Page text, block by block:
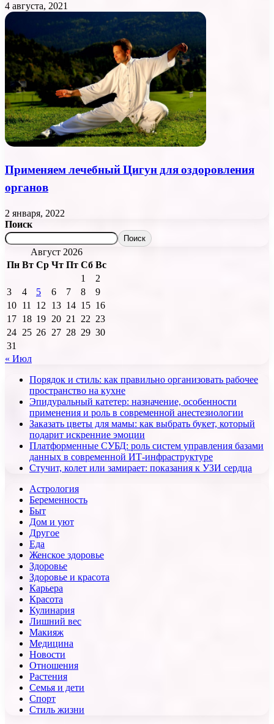
4 августа, 2021
Применяем лечебный Цигун для оздоровления
органов
2 января, 2022
Поиск
Поиск
Август 2026
Пн Вт Ср Чт Пт Сб Вс
1
2
3
4 5 6 7 8
9
10 11 12 13 14 15 16
17 18 19 20 21 22 23
24 25 26 27 28 29 30
31
« Июл
Порядок и стиль: как правильно организовать рабочее
пространство на кухне
Эпидуральный катетер: назначение, особенности
применения и роль в современной анестезиологии
Заказать цветы для мамы: как выбрать букет, который
подарит искренние эмоции
Платформенные СУБД: роль систем управления базами
данных в современной ИТ-инфраструктуре
Стучит, колет или замирает: показания к УЗИ сердца
Астрология
Беременность
Быт
Дом и уют
Другое
Еда
Женское здоровье
Здоровье
Здоровье и красота
Карьера
Красота
Кулинария
Лишний вес
Макияж
Медицина
Новости
Отношения
Растения
Семья и дети
Спорт
Стиль жизни